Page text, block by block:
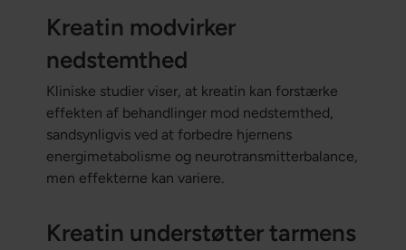
Kreatin modvirker
nedstemthed
Kliniske studier viser, at kreatin kan forstærke
effekten af behandlinger mod nedstemthed,
sandsynligvis ved at forbedre hjernens
energimetabolisme og neurotransmitterbalance,
men effekterne kan variere.
Kreatin understøtter tarmens